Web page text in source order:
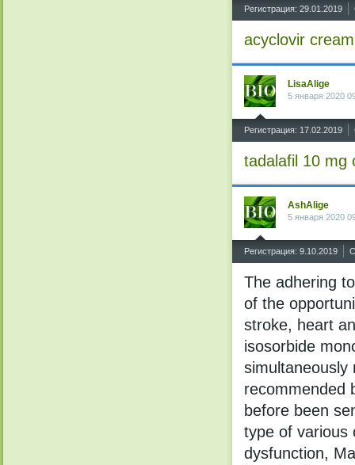
Регистрация: 29.01.2019
acyclovir
LisaAlige
5 января 2020
Регистрация: 17.02.2019
tadalafil 10 mg
AshAlige
5 января 2020
Регистрация: 9.10.2019
The adhering
of the
stroke, heart
isosorbide
recommended
before been
type of various
dysfunction,